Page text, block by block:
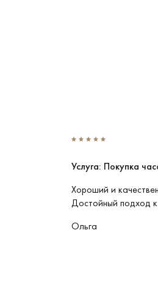
Услуга: Покупка
Хороший и
Достойный подход к
Ольга